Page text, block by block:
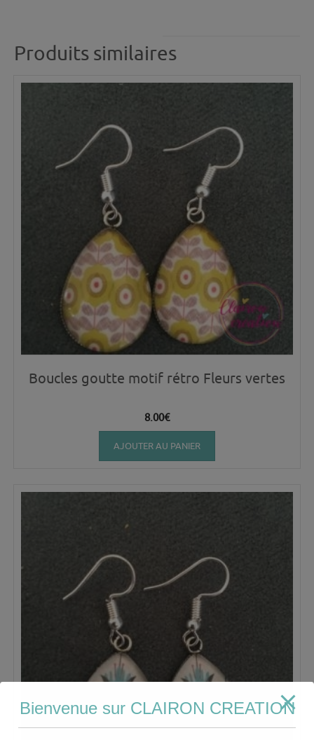
Produits similaires
Boucles goutte motif rétro Fleurs vertes
8.00€
AJOUTER AU PANIER
Bienvenue sur CLAIRON CREATION